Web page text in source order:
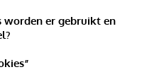
worden er gebruikt en